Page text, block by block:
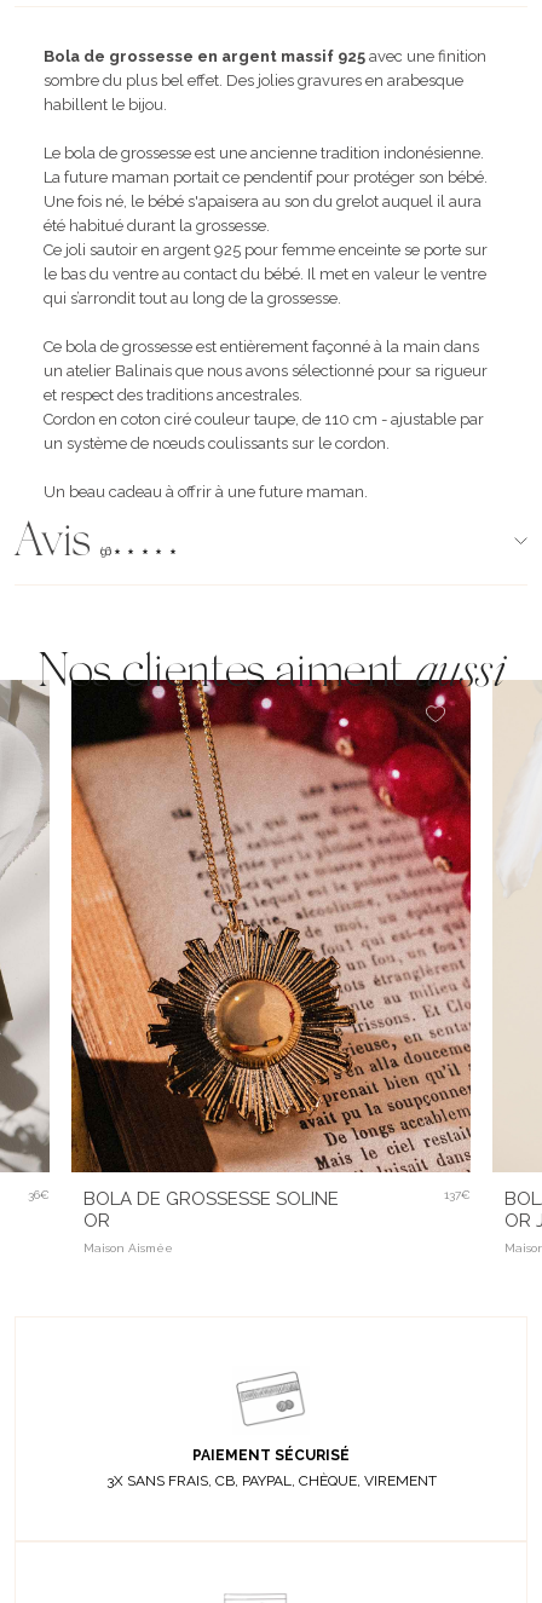
Bola de grossesse en argent massif 925 avec une finition
sombre du plus bel effet. Des jolies gravures en arabesque
habillent le bijou.
Le bola de grossesse est une ancienne tradition indonésienne.
La future maman portait ce pendentif pour protéger son bébé.
Une fois né, le bébé s'apaisera au son du grelot auquel il aura
été habitué durant la grossesse.
Ce joli sautoir en argent 925 pour femme enceinte se porte sur
le bas du ventre au contact du bébé. Il met en valeur le ventre
qui s’arrondit tout au long de la grossesse.
Ce bola de grossesse est entièrement façonné à la main dans
un atelier Balinais que nous avons sélectionné pour sa rigueur
et respect des traditions ancestrales.
Cordon en coton ciré couleur taupe, de 110 cm - ajustable par
un système de nœuds coulissants sur le cordon.
Un beau cadeau à offrir à une future maman.
Avis (96)
Nos clientes aimentaussi
36€
BOLA DE GROSSESSE SOLINE
OR
Maison Aismée
137€
OR
PAIEMENT SÉCURISÉ
3X SANS FRAIS, CB, PAYPAL, CHÈQUE, VIREMENT